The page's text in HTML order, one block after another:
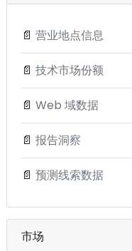
📄 营业地点信息
📄 技术市场份额
📄 Web 域数据
📄 报告洞察
📄 预测线索数据
市场